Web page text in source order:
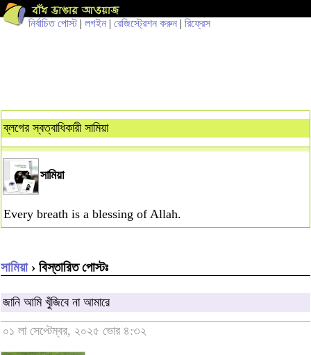
নির্বাচিত পোস্ট| লগইন | রেজিস্ট্রেশন করুন | রিফ্রেস
ব্লগের স্বত্বাধিকারী সামিয়া
সামিয়া
Every breath is a blessing of Allah.
সামিয়া› বিস্তারিত পোস্টঃ
জানি আমি খুঁজিবে না আমারে
০১ লা সেপ্টেম্বর, ২০২৫ ভোর ৪:৩২